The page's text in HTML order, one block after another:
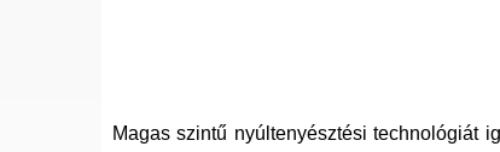
Magas szintű nyúltenyésztési technológiát